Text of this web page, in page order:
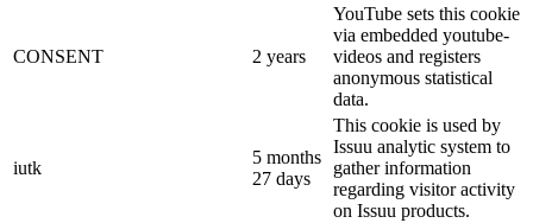
CONSENT 2 years
YouTube sets this cookie
via embedded youtube-
videos and registers
anonymous statistical
data.
iutk
5 months
27 days
This cookie is used by
Issuu analytic system to
gather information
regarding visitor activity
on Issuu products.